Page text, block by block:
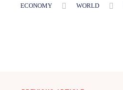
ECONOMY WORLD